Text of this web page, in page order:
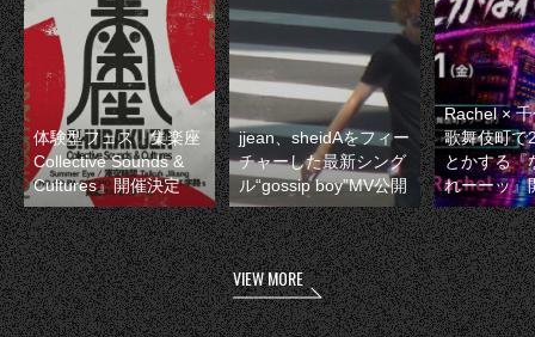
体験型フェス『集楽座
Collective Sounds &
Cultures』開催決定
jjean、sheidAをフィー
チャーした最新シング
ル“gossip boy”MV公開
Rachel ×
歌舞伎町で
とかする『
れーーッ』
VIEW MORE